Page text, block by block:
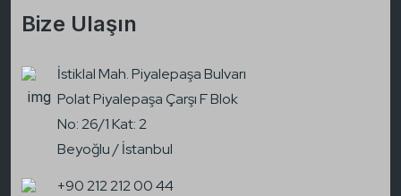
Bize Ulaşın
İstiklal Mah. Piyalepaşa Bulvarı
Polat Piyalepaşa Çarşı F Blok
No: 26/1 Kat: 2
Beyoğlu / İstanbul
+90 212 212 00 44